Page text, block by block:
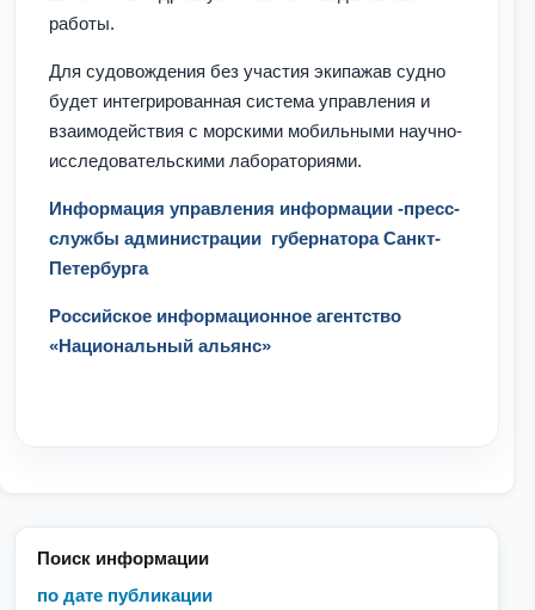
Поиск информации
по дате публикации
работы.
Для судовождения без участия экипажав судно
будет интегрированная система управления и
взаимодействия с морскими мобильными научно-
исследовательскими лабораториями.
Информация управления информации -пресс-
службы администрации губернатора Санкт-
Петербурга
Российское информационное агентство
«Национальный альянс»